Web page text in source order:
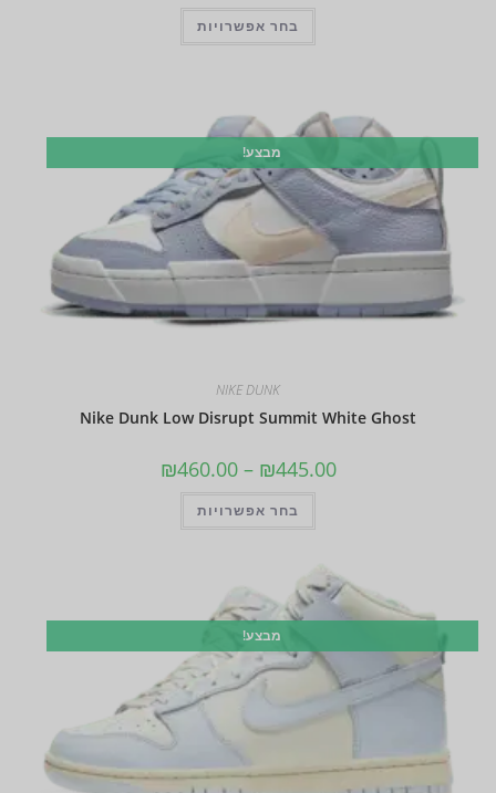
בחר אפשרויות
מבצע!
NIKE DUNK
Nike Dunk Low Disrupt Summit White Ghost
₪445.00
–
₪460.00
בחר אפשרויות
מבצע!